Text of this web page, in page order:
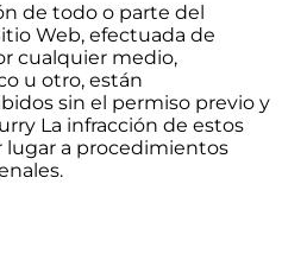
de todo o parte del
Web, efectuada de
cualquier medio,
u otro, están
sin el permiso previo y
La infracción de estos
lugar a procedimientos